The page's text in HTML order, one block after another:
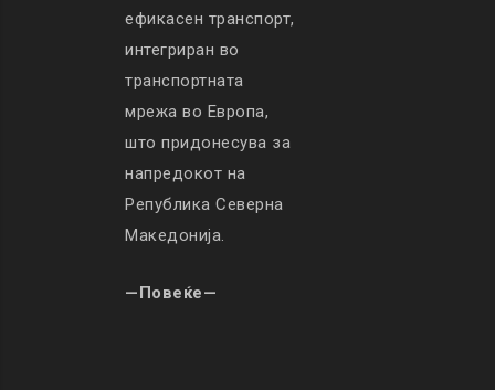
ефикасен транспорт,
интегриран во
транспортната
мрежа во Европа,
што придонесува за
напредокот на
Република Северна
Македонија.
—Повеќе—